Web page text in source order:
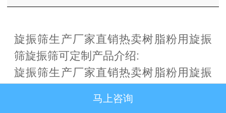
旋振筛生产厂家直销热卖树脂粉用旋振
筛旋振筛可定制产品介绍:
旋振筛生产厂家直销热卖树脂粉用旋振
故而得名，又被称为"旋振筛”。该系列旋
马上咨询